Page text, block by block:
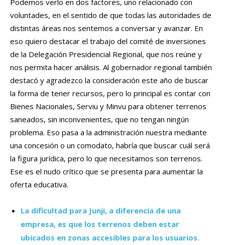
Podemos verlo en dos factores, uno relacionado con
voluntades, en el sentido de que todas las autoridades de
distintas áreas nos sentemos a conversar y avanzar. En
eso quiero destacar el trabajo del comité de inversiones
de la Delegación Presidencial Regional, que nos reúne y
nos permita hacer análisis. Al gobernador regional también
destacó y agradezco la consideración este año de buscar
la forma de tener recursos, pero lo principal es contar con
Bienes Nacionales, Serviu y Minvu para obtener terrenos
saneados, sin inconvenientes, que no tengan ningún
problema. Eso pasa a la administración nuestra mediante
una concesión o un comodato, habría que buscar cuál será
la figura jurídica, pero lo que necesitamos son terrenos.
Ese es el nudo crítico que se presenta para aumentar la
oferta educativa.
La dificultad para Junji, a diferencia de una
empresa, es que los terrenos deben estar
ubicados en zonas accesibles para los usuarios.